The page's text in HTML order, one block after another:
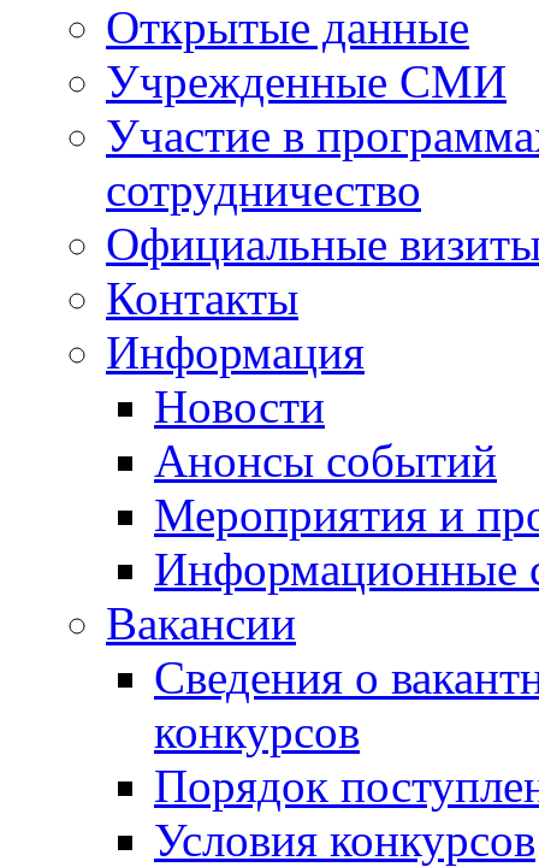
Открытые данные
Учрежденные СМИ
Участие в
сотрудничество
Официальные
Контакты
Информация
Новости
Анонсы событий
Мероприятия и
Информационные
Вакансии
Сведения о
конкурсов
Порядок
Условия конкурсов